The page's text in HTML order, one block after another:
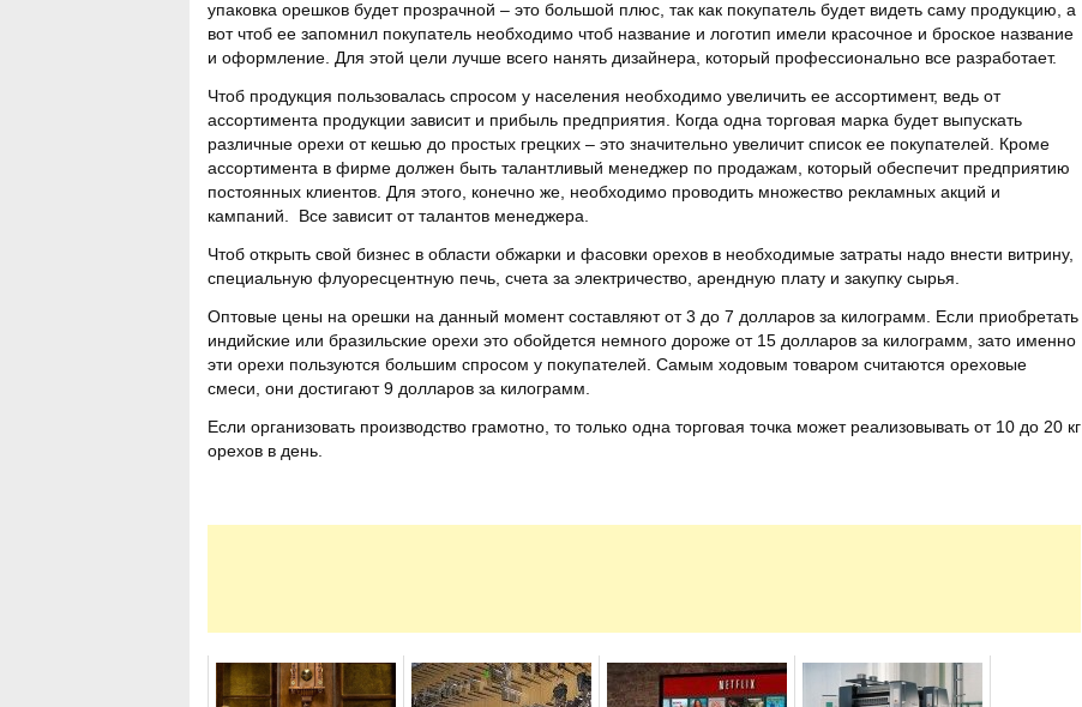
упаковка орешков будет прозрачной – это большой плюс, так как покупатель будет видеть саму продукцию, а
вот чтоб ее запомнил покупатель необходимо чтоб название и логотип имели красочное и броское название
и оформление. Для этой цели лучше всего нанять дизайнера, который профессионально все разработает.
Чтоб продукция пользовалась спросом у населения необходимо увеличить ее ассортимент, ведь от
ассортимента продукции зависит и прибыль предприятия. Когда одна торговая марка будет выпускать
различные орехи от кешью до простых грецких – это значительно увеличит список ее покупателей. Кроме
ассортимента в фирме должен быть талантливый менеджер по продажам, который обеспечит предприятию
постоянных клиентов. Для этого, конечно же, необходимо проводить множество рекламных акций и
кампаний. Все зависит от талантов менеджера.
Чтоб открыть свой бизнес в области обжарки и фасовки орехов в необходимые затраты надо внести витрину,
специальную флуоресцентную печь, счета за электричество, арендную плату и закупку сырья.
Оптовые цены на орешки на данный момент составляют от 3 до 7 долларов за килограмм. Если приобретать
индийские или бразильские орехи это обойдется немного дороже от 15 долларов за килограмм, зато именно
эти орехи пользуются большим спросом у покупателей. Самым ходовым товаром считаются ореховые
смеси, они достигают 9 долларов за килограмм.
Если организовать производство грамотно, то только одна торговая точка может реализовывать от 10 до 20 кг
орехов в день.